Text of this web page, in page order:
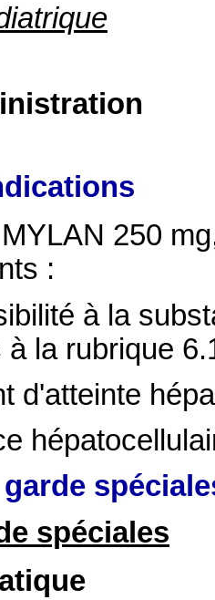
250
:
à la
à la rubrique
d'atteinte
garde
spéciales